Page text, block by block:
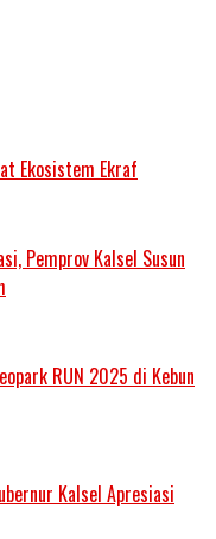
Ekosistem Ekraf
Pemprov Kalsel Susun
RUN 2025 di Kebun
Kalsel Apresiasi